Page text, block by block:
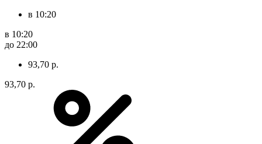
в 10:20
в 10:20
до 22:00
93,70 р.
93,70 р.